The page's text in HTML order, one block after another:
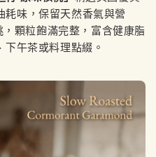
耗味，保留天然香氣與營
顆粒飽滿完整，富含健康脂
午茶或料理點綴。